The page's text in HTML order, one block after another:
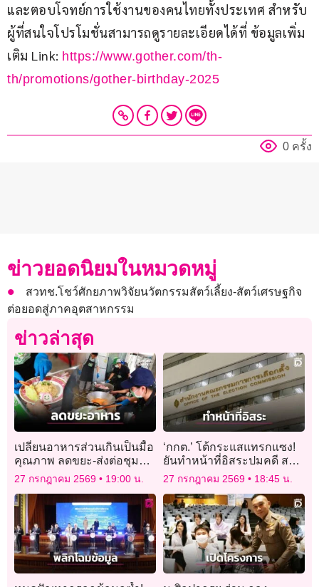
และตอบโจทย์การใช้งานของคนไทยทั้งประเทศ สำหรับ
ผู้ที่สนใจโปรโมชั่นสามารถดูรายละเอียดได้ที่ ข้อมูลเพิ่ม
เติม Link: https://www.gother.com/th-
th/promotions/gother-birthday-2025
0 ครั้ง
ข่าวยอดนิยมในหมวดหมู่
สวทช.โชว์ศักยภาพวิจัยนวัตกรรมสัตว์เลี้ยง-สัตว์เศรษฐกิจ
ต่อยอดสู่ภาคอุตสาหกรรม
ข่าวล่าสุด
เปลี่ยนอาหารส่วนเกินเป็นมื้อ
คุณภาพ ลดขยะ-ส่งต่อชุมชน
เปราะบาง
27 กรกฎาคม 2569 19:00 น.
‘กกต.’ โต้กระแสแทรกแซง!
ยันทำหน้าที่อิสระปมคดี สว.
ยึดหลักฐาน-กฎหมาย คาดลง
มติสิ้น ส.ค. นี้
27 กรกฎาคม 2569 18:45 น.